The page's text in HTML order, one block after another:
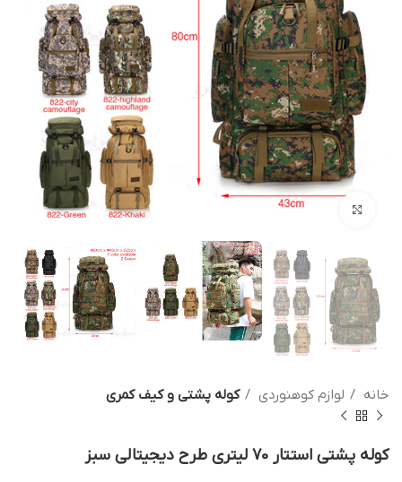
بزرگنمایی تصویر
خانه لوازم کوهنوردی کوله پشتی و کیف کمری
کوله پشتی استتار 70 لیتری طرح دیجیتالی سبز